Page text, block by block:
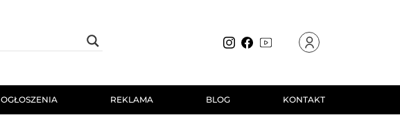
OGŁOSZENIA REKLAMA BLOG KONTAKT